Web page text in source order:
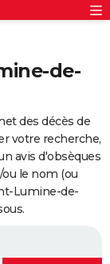
de-
des décès de
votre recherche,
avis d'obsèques
le nom (ou
Lumine-de-